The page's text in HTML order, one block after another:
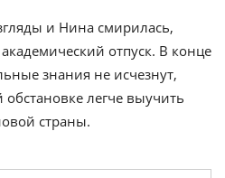
и Нина смирилась,
отпуск. В конце
знания не исчезнут,
легче выучить
страны.